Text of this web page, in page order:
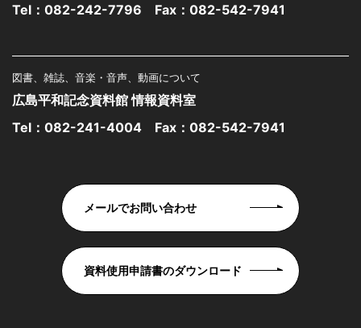
Tel： 082-242-7796 Fax：082-542-7941
図書、雑誌、音楽・音声、動画について
広島平和記念資料館 情報資料室
Tel： 082-241-4004 Fax：082-542-7941
メールでお問い合わせ
資料使用申請書のダウンロード